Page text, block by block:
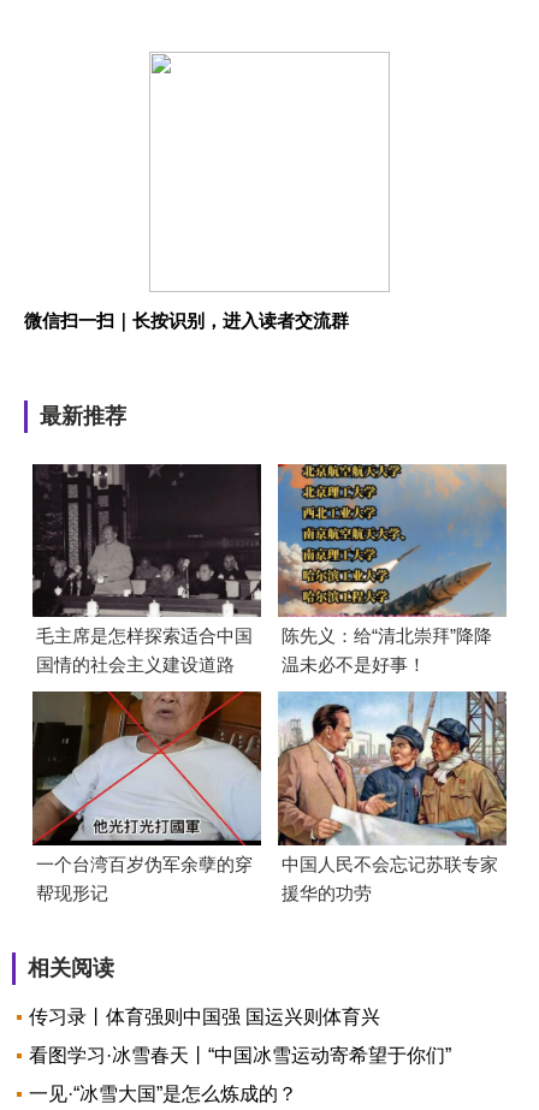
微信扫一扫｜长按识别，进入读者交流群
最新推荐
毛主席是怎样探索适合中国
国情的社会主义建设道路
的？
陈先义：给“清北崇拜”降降
温未必不是好事！
一个台湾百岁伪军余孽的穿
帮现形记
中国人民不会忘记苏联专家
援华的功劳
相关阅读
传习录丨体育强则中国强 国运兴则体育兴
看图学习·冰雪春天丨“中国冰雪运动寄希望于你们”
一见·“冰雪大国”是怎么炼成的？